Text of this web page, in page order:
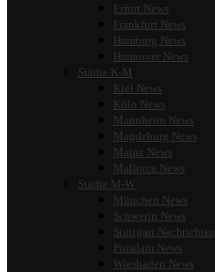
Erfurt News
Frankfurt News
Hamburg News
Hannover News
Städte K-M
Kiel News
Köln News
Mannheim News
Magdeburg News
Mainz News
Mallorca News
Städte M-W
München News
Schwerin News
Stuttgart Nachrichten
Potsdam News
Wiesbaden News